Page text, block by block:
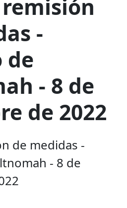
-
de
- 8 de
de 2022
de medidas -
- 8 de